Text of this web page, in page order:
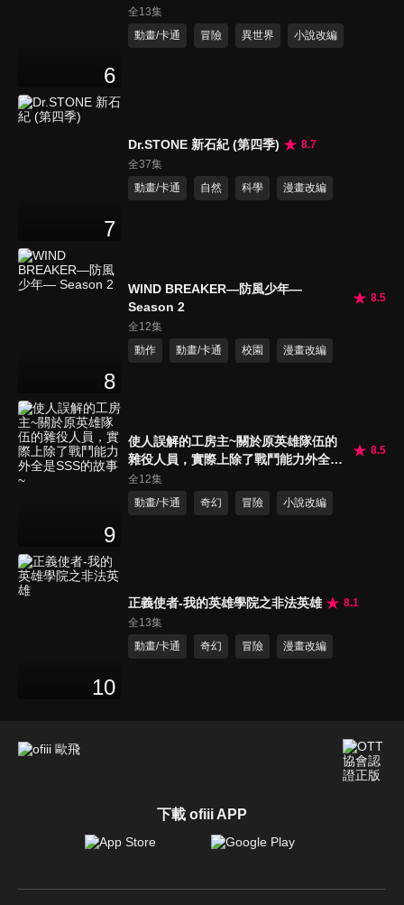
6
全13集
動畫/卡通
冒險 異世界 小說改編
7
Dr.STONE 新石紀 (第四季)
8.7
全37集
動畫/卡通
自然 科學 漫畫改編
8
WIND BREAKER—防風少年—
Season 2
8.5
全12集
動作
動畫/卡通 校園 漫畫改編
9
使人誤解的工房主~關於原英雄隊伍的
雜役人員，實際上除了戰鬥能力外全是
SSS的故事~
8.5
全12集
動畫/卡通
奇幻 冒險 小說改編
10
正義使者-我的英雄學院之非法英雄
8.1
全13集
動畫/卡通
奇幻 冒險 漫畫改編
下載 ofiii APP